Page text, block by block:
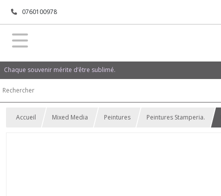
0760100978
Chaque souvenir mérite d’être sublimé.
Accueil Mixed Media Peintures Peintures Stamperia.